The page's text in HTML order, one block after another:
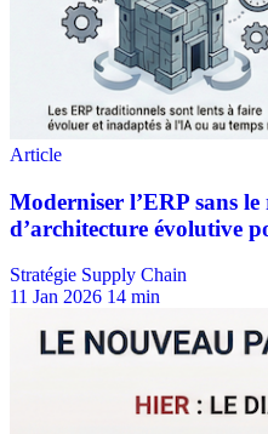
Stratégie Supply Chain
11 Jan 2026 14 min